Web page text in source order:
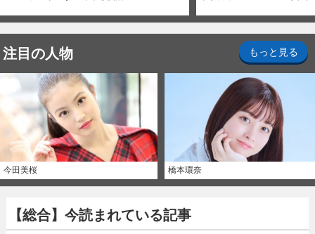
注目の人物 もっと見る
今田美桜 橋本環奈
【総合】今読まれている記事